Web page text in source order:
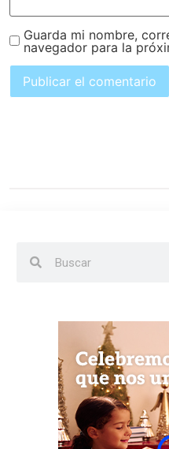
Guarda mi nombre,
navegador para la